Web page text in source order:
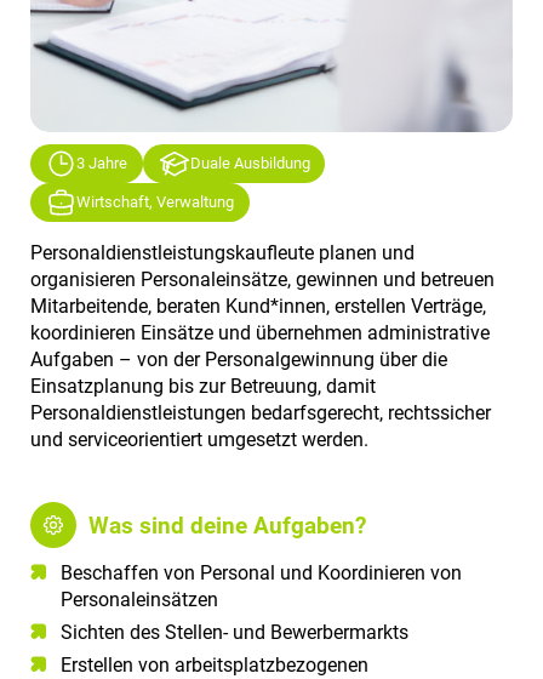
3 Jahre Duale Ausbildung
Wirtschaft, Verwaltung
Personaldienstleistungskaufleute planen und
organisieren Personaleinsätze, gewinnen und betreuen
Mitarbeitende, beraten Kund*innen, erstellen Verträge,
koordinieren Einsätze und übernehmen administrative
Aufgaben – von der Personalgewinnung über die
Einsatzplanung bis zur Betreuung, damit
Personaldienstleistungen bedarfsgerecht, rechtssicher
und serviceorientiert umgesetzt werden.
Was sind deine Aufgaben?
Beschaffen von Personal und Koordinieren von
Personaleinsätzen
Sichten des Stellen- und Bewerbermarkts
Erstellen von arbeitsplatzbezogenen